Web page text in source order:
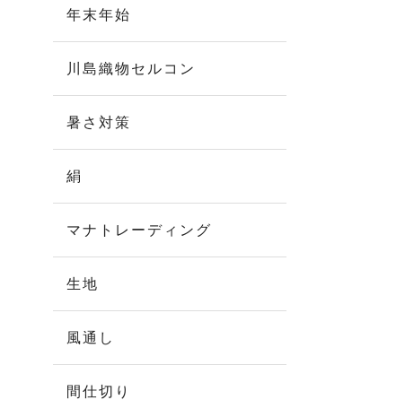
年末年始
川島織物セルコン
暑さ対策
絹
マナトレーディング
生地
風通し
間仕切り